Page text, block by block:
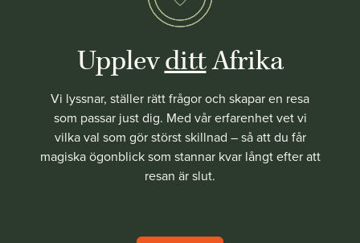
UpplevdittAfrika
Vi lyssnar, ställer rätt frågor och skapar en resa
som passar just dig. Med vår erfarenhet vet vi
vilka val som gör störst skillnad – så att du får
magiska ögonblick som stannar kvar långt efter att
resan är slut.